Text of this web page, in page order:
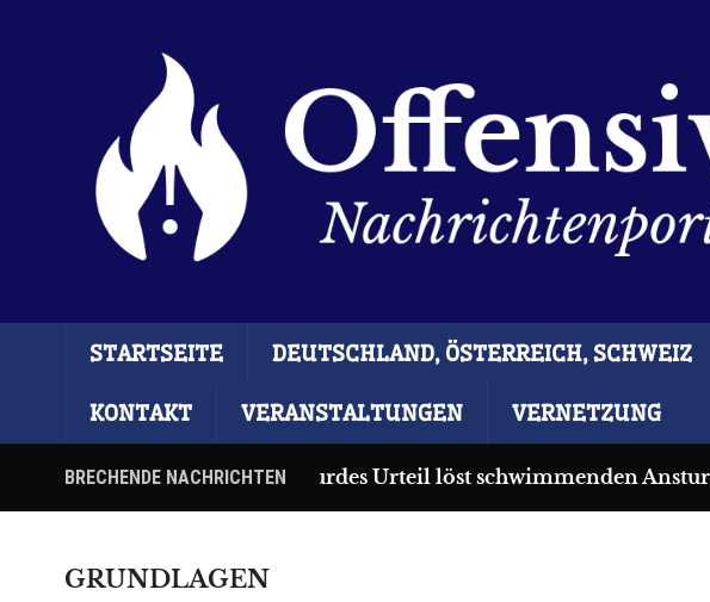
STARTSEITE DEUTSCHLAND, ÖSTERREICH, SCHWEIZ
KONTAKT VERANSTALTUNGEN VERNETZUNG
BRECHENDE NACHRICHTEN
Ceuta: Absurdes Urteil löst schwimmenden Ansturm aus
GRUNDLAGEN